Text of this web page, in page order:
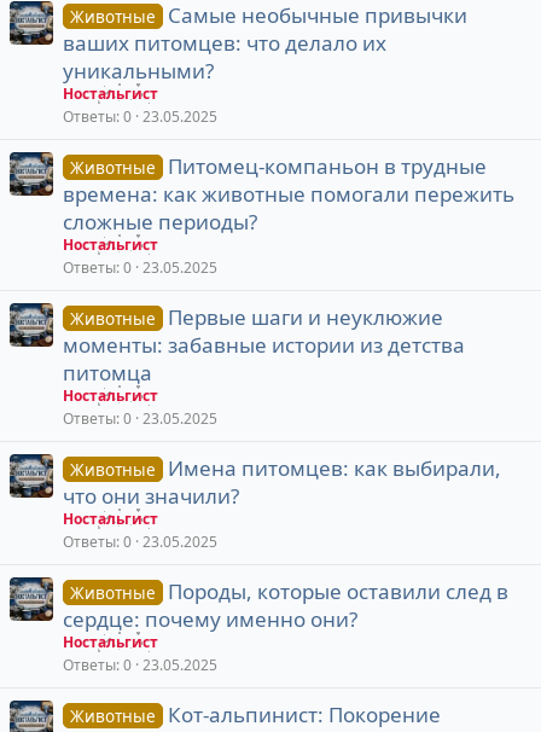
Животные
Самые необычные привычки
ваших питомцев: что делало их
уникальными?
Ностальгист
Ответы 0 23.05.2025
Животные
Питомец-компаньон в трудные
времена: как животные помогали пережить
сложные периоды?
Ностальгист
Ответы 0 23.05.2025
Животные
Первые шаги и неуклюжие
моменты: забавные истории из детства
питомца
Ностальгист
Ответы 0 23.05.2025
Животные
Имена питомцев: как выбирали,
что они значили?
Ностальгист
Ответы 0 23.05.2025
Животные
Породы, которые оставили след в
сердце: почему именно они?
Ностальгист
Ответы 0 23.05.2025
Животные
Кот-альпинист: Покорение